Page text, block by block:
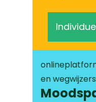
en wegwijzers